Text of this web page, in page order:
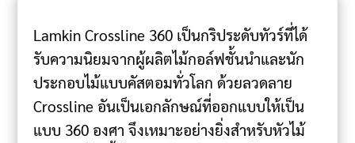
Lamkin Crossline 360 เป็นกริประดับทัวร์ที่ได้
รับความนิยมจากผู้ผลิตไม้กอล์ฟชั้นนำและนัก
ประกอบไม้แบบคัสตอมทั่วโลก ด้วยลวดลาย
Crossline อันเป็นเอกลักษณ์ที่ออกแบบให้เป็น
แบบ 360 องศา จึงเหมาะอย่างยิ่งสำหรับหัวไม้